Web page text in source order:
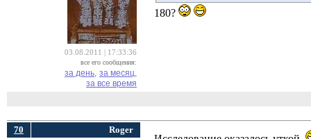
03.08.2011 | 17:33:36
все его сообщения:
за день, за месяц,
за все время
180?
70 Roger